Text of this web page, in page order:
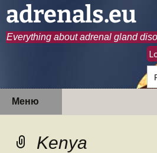
adrenals.eu
Everything about adrenal gland
Меню
Kenya